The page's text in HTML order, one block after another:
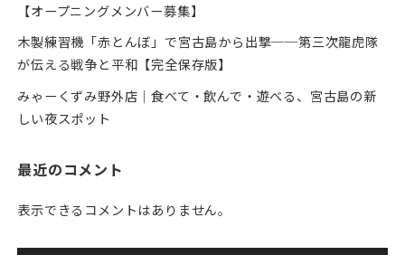
【オープニングメンバー募集】
木製練習機「赤とんぼ」で宮古島から出撃──第三次龍虎隊
が伝える戦争と平和【完全保存版】
みゃーくずみ野外店｜食べて・飲んで・遊べる、宮古島の新
しい夜スポット
最近のコメント
表示できるコメントはありません。